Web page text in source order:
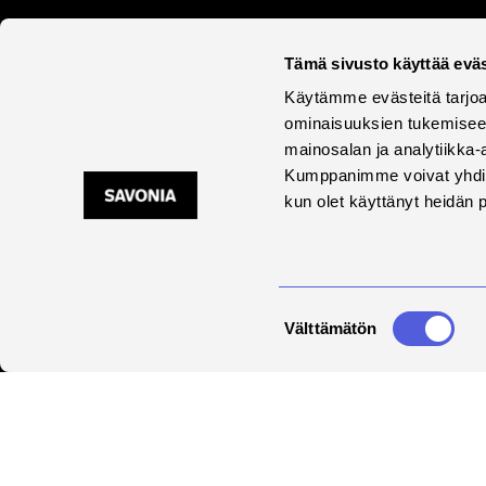
Tämä sivusto käyttää
Käytämme evästeitä
ominaisuuksien
mainosalan ja
Kumppanimme voivat
kun olet käyttänyt heidän
Välttämätön
Savonia on kansainvälinen
työelämäläheinen
korkeakoulu, joka